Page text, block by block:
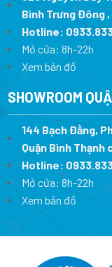
Bình Trưng Đông
Hotline:
Mở cửa: 8h-22h
Xem bản đồ
SHOWROOM
144 Bạch Đằng,
Quận Bình Thạnh
Hotline:
Mở cửa: 8h-22h
Xem bản đồ